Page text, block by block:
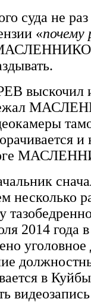
суда не раз
«почему
выскочил
и
несколько
2014 года
уголовное
в